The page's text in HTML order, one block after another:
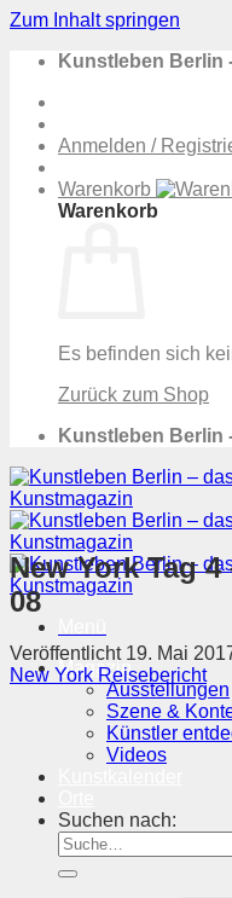
Zum Inhalt springen
Kunstleben Berlin
Anmelden /
Warenkorb
Warenkorb
Es befinden sich
Zurück zum Shop
Kunstleben Berlin
Magazin
Ausstellungen
Szene &
Künstler
Videos
Suchen nach:
New York Tag
08
Veröffentlicht 19. Mai
New York Reisebericht